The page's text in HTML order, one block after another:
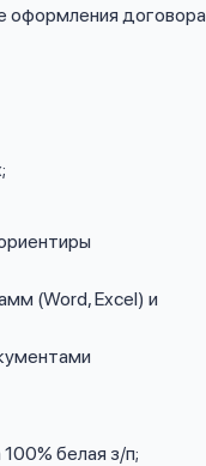
оформления договора
(Word, Excel) и
белая з/п;